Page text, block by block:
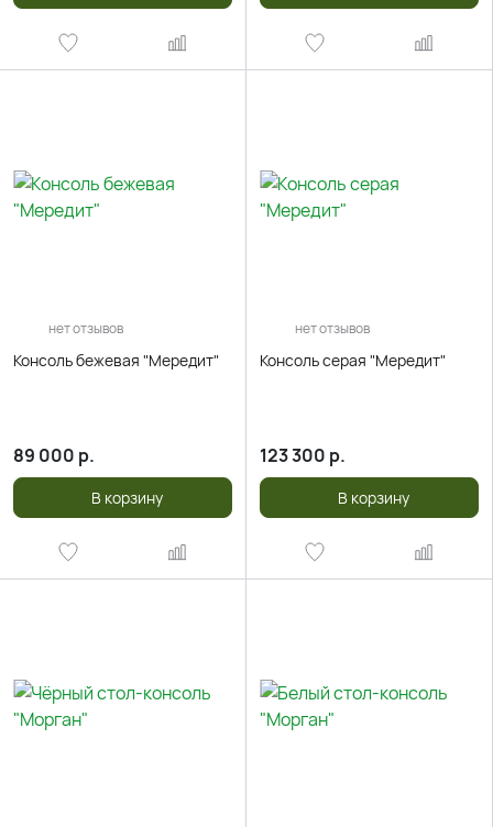
нет отзывов
Консоль бежевая "Мередит"
89 000 р.
В корзину
нет отзывов
Консоль серая "Мередит"
123 300 р.
В корзину